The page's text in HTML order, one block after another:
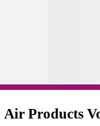
Air Products